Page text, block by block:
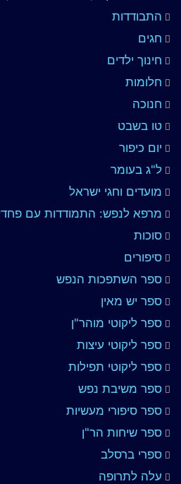
התבודדות
חגים
חינוך ילדים
חלומות
חנוכה
טו בשבט
יום כיפור
ל"ג בעומר
מועדים וחגי ישראל
מרפא לנפש: התמודדות עם
סוכות
סיפורים
ספר השתפכות הנפש
ספר יש מאין
ספר ליקוטי מוהר"ן
ספר ליקוטי עיצות
ספר ליקוטי תפילות
ספר משיבת נפש
ספר סיפורי מעשיות
ספר שיחות הר"ן
ספרי ברסלב
עלה לתרופה